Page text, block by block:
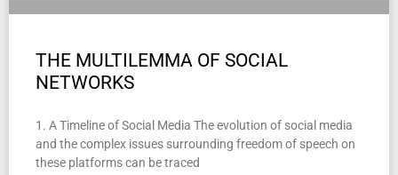
THE MULTILEMMA OF SOCIAL
NETWORKS
1. A Timeline of Social Media The evolution of social media
and the complex issues surrounding freedom of speech on
these platforms can be traced